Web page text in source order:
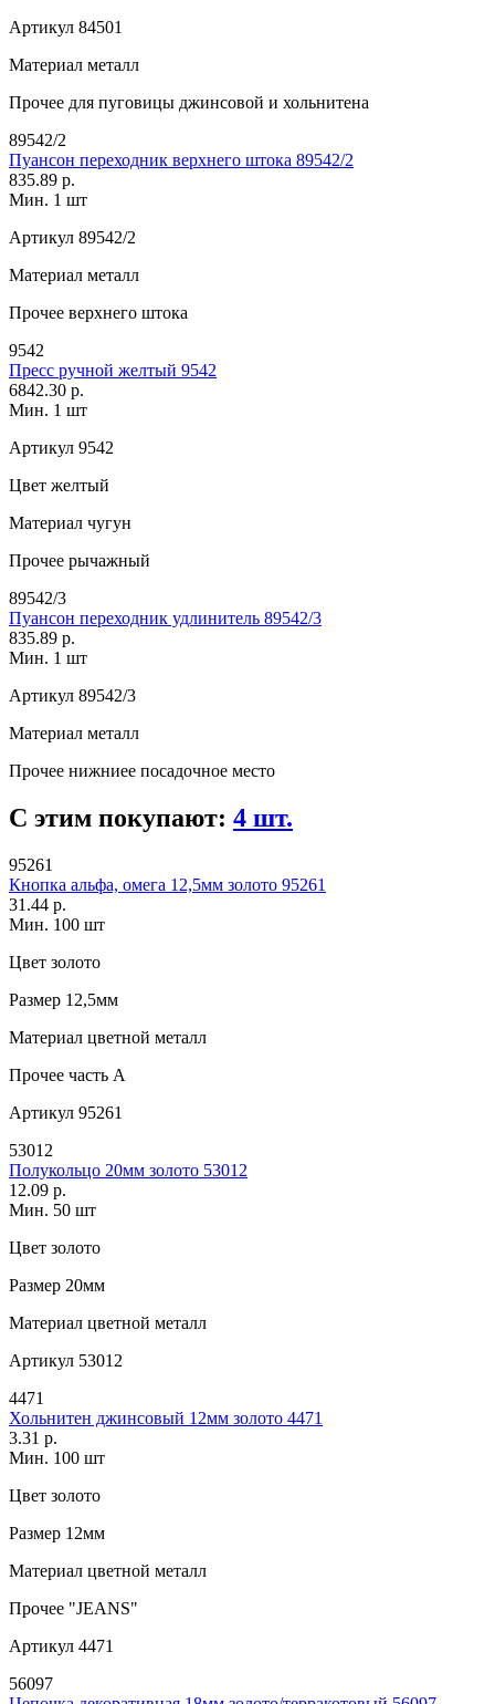
Артикул 84501
Материал металл
Прочее для пуговицы джинсовой и хольнитена
89542/2
Пуансон переходник верхнего штока 89542/2
835.89 р.
Мин. 1 шт
Артикул 89542/2
Материал металл
Прочее верхнего штока
9542
Пресс ручной желтый 9542
6842.30 р.
Мин. 1 шт
Артикул 9542
Цвет желтый
Материал чугун
Прочее рычажный
89542/3
Пуансон переходник удлинитель 89542/3
835.89 р.
Мин. 1 шт
Артикул 89542/3
Материал металл
Прочее нижниее посадочное место
С этим покупают: 4 шт.
95261
Кнопка альфа, омега 12,5мм золото 95261
31.44 р.
Мин. 100 шт
Цвет золото
Размер 12,5мм
Материал цветной металл
Прочее часть A
Артикул 95261
53012
Полукольцо 20мм золото 53012
12.09 р.
Мин. 50 шт
Цвет золото
Размер 20мм
Материал цветной металл
Артикул 53012
4471
Хольнитен джинсовый 12мм золото 4471
3.31 р.
Мин. 100 шт
Цвет золото
Размер 12мм
Материал цветной металл
Прочее "JEANS"
Артикул 4471
56097